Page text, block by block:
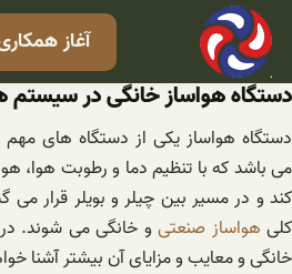
رفتن
محتوا
آغاز
دستگاه هواساز خانگی در سیستم
دستگاه هواساز یکی از دستگاه های
می باشد که با تنظیم دما و رطوبت هوا،
کند و در مسیر بین چیلر و بویلر قرار
کلی هواساز صنعتی و خانگی می شوند.
خانگی و معایب و مزایای آن بیشتر آشنا